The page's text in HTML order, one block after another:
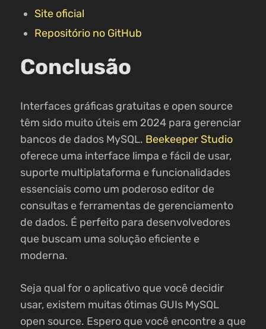
Site oficial
Repositório no GitHub
Conclusão
Interfaces gráficas gratuitas e open source
têm sido muito úteis em 2024 para gerenciar
bancos de dados MySQL. Beekeeper Studio
oferece uma interface limpa e fácil de usar,
suporte multiplataforma e funcionalidades
essenciais como um poderoso editor de
consultas e ferramentas de gerenciamento
de dados. É perfeito para desenvolvedores
que buscam uma solução eficiente e
moderna.
Seja qual for o aplicativo que você decidir
usar, existem muitas ótimas GUIs MySQL
open source. Espero que você encontre a que